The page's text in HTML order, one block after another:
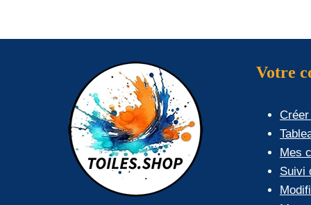
Votre
Mes
Suivi